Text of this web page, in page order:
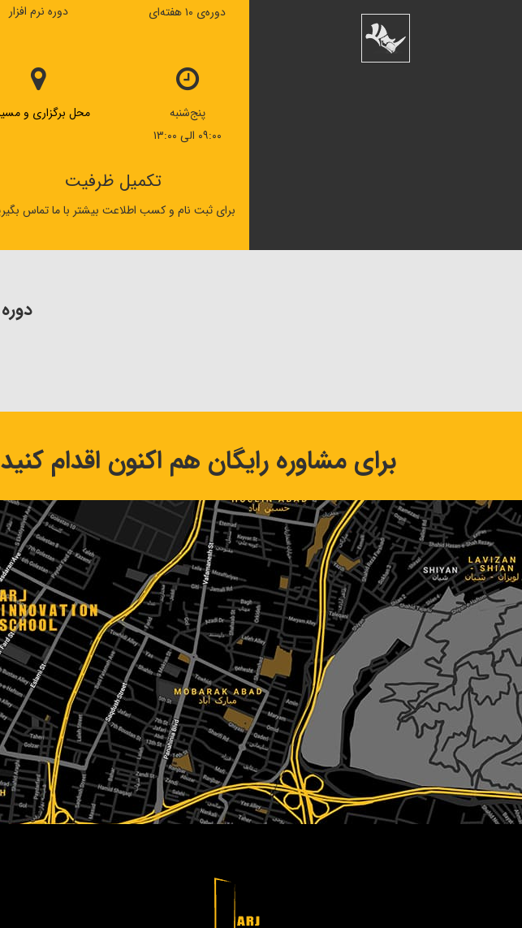
دوره‌ی ۱۰ هفته‌ای
پنج‌شنبه
۰۹:۰۰ الی ۱۳:۰۰
دوره نرم افزار
محل برگزاری و
تکمیل ظرفیت
برای ثبت نام و کسب اطلاعت بیشتر با ما تماس
برای مشاوره رایگان هم اکنون اقدام